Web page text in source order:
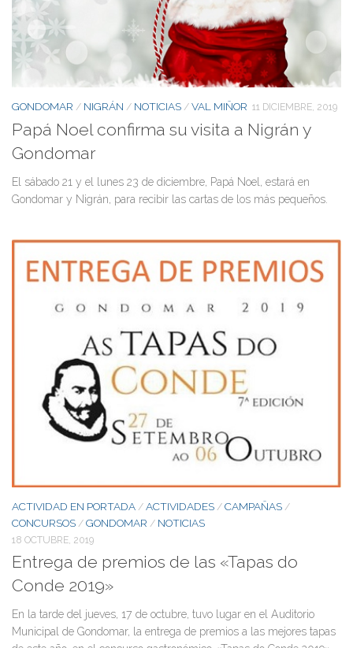
GONDOMAR / NIGRÁN / NOTICIAS / VAL MIÑOR 11 DICIEMBRE, 2019
Papá Noel confirma su visita a Nigrán y
Gondomar
El sábado 21 y el lunes 23 de diciembre, Papá Noel, estará en
Gondomar y Nigrán, para recibir las cartas de los más pequeños.
ACTIVIDAD EN PORTADA / ACTIVIDADES / CAMPAÑAS /
CONCURSOS / GONDOMAR / NOTICIAS
18 OCTUBRE, 2019
Entrega de premios de las «Tapas do
Conde 2019»
En la tarde del jueves, 17 de octubre, tuvo lugar en el Auditorio
Municipal de Gondomar, la entrega de premios a las mejores tapas